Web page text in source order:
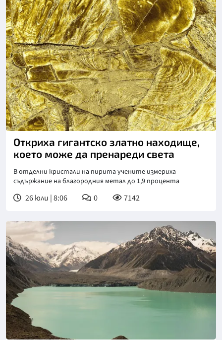
Снимка: Фрийпик
Откриха гигантско златно находище,
което може да пренареди света
В отделни кристали на пирита учените измериха
съдържание на благородния метал до 1,9 процента
26 юли | 8:06 0 7142